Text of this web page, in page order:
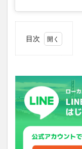
目次
で体
を元
気に
基本